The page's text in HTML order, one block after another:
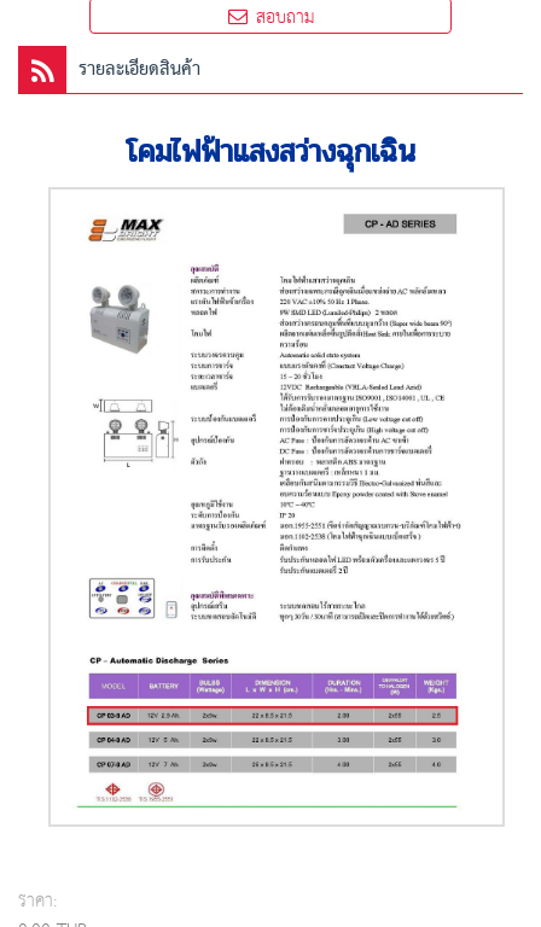
สอบถาม
รายละเอียดสินค้า
โคมไฟฟ้าแสงสว่างฉุกเฉิน
ราคา: